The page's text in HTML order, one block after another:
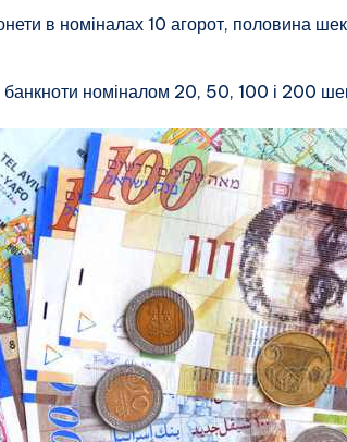
в номіналах 10 агорот, половина
банкноти номіналом 20, 50, 100 і 200